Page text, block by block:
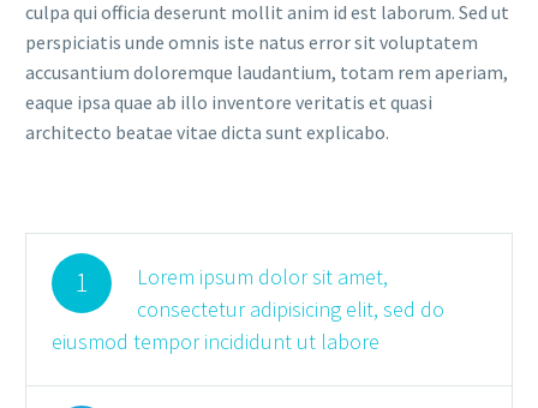
culpa qui officia deserunt mollit anim id est laborum. Sed ut
perspiciatis unde omnis iste natus error sit voluptatem
accusantium doloremque laudantium, totam rem aperiam,
eaque ipsa quae ab illo inventore veritatis et quasi
architecto beatae vitae dicta sunt explicabo.
1
Lorem ipsum dolor sit amet,
consectetur adipisicing elit, sed do
eiusmod tempor incididunt ut labore